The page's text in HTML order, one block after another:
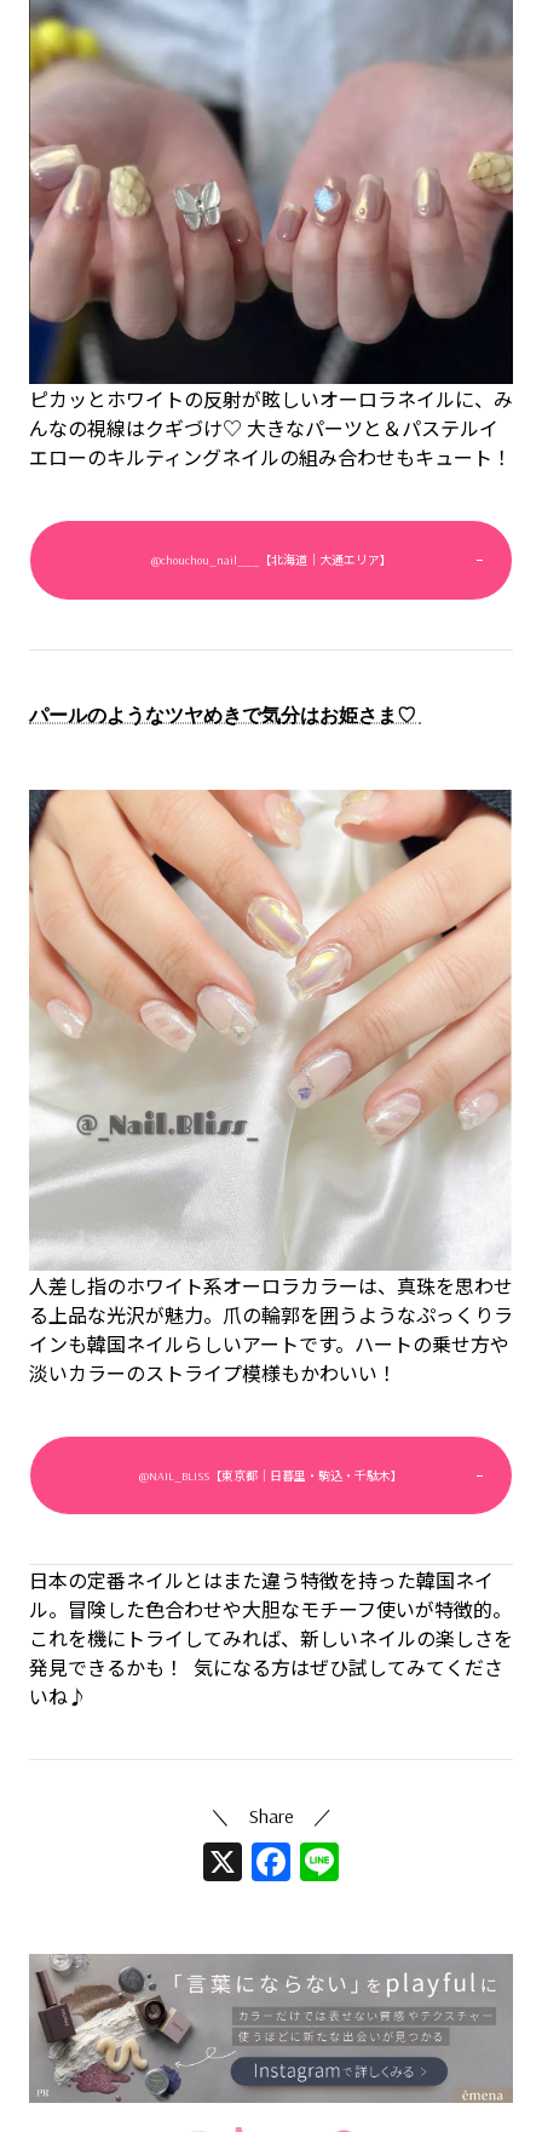
ピカッとホワイトの反射が眩しいオーロラネイルに、み
んなの視線はクギづけ♡ 大きなパーツと＆パステルイ
エローのキルティングネイルの組み合わせもキュート！
@chouchou_nail___【北海道｜大通エリア】
パールのようなツヤめきで気分はお姫さま♡
人差し指のホワイト系オーロラカラーは、真珠を思わせ
る上品な光沢が魅力。爪の輪郭を囲うようなぷっくりラ
インも韓国ネイルらしいアートです。ハートの乗せ方や
淡いカラーのストライプ模様もかわいい！
@NAIL_BLISS【東京都｜日暮里・駒込・千駄木】
日本の定番ネイルとはまた違う特徴を持った韓国ネイ
ル。冒険した色合わせや大胆なモチーフ使いが特徴的。
これを機にトライしてみれば、新しいネイルの楽しさを
発見できるかも！
気になる方はぜひ試してみてくださ
いね♪
X Facebook